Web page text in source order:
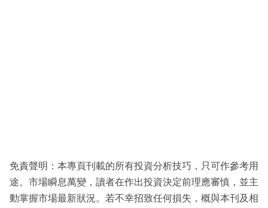
免責聲明：本專頁刊載的所有投資分析技巧，只可作參考用
途。市場瞬息萬變，讀者在作出投資決定前理應審慎，並主
動掌握市場最新狀況。若不幸招致任何損失，概與本刊及相